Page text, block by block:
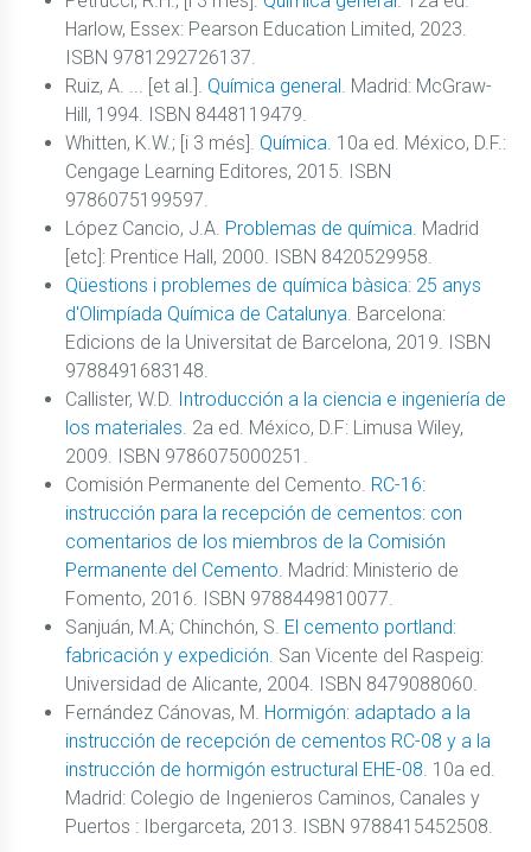
Harlow, Essex: Pearson Education Limited, 2023.
ISBN 9781292726137.
Ruiz, A. ... [et al.]. Química general. Madrid: McGraw-
Hill, 1994. ISBN 8448119479.
Whitten, K.W.; [i 3 més]. Química. 10a ed. México, D.F.:
Cengage Learning Editores, 2015. ISBN
9786075199597.
López Cancio, J.A. Problemas de química. Madrid
[etc]: Prentice Hall, 2000. ISBN 8420529958.
Qüestions i problemes de química bàsica: 25 anys
d'Olimpíada Química de Catalunya. Barcelona:
Edicions de la Universitat de Barcelona, 2019. ISBN
9788491683148.
Callister, W.D. Introducción a la ciencia e ingeniería de
los materiales. 2a ed. México, D.F: Limusa Wiley,
2009. ISBN 9786075000251.
Comisión Permanente del Cemento. RC-16:
instrucción para la recepción de cementos: con
comentarios de los miembros de la Comisión
Permanente del Cemento. Madrid: Ministerio de
Fomento, 2016. ISBN 9788449810077.
Sanjuán, M.A; Chinchón, S. El cemento portland:
fabricación y expedición. San Vicente del Raspeig:
Universidad de Alicante, 2004. ISBN 8479088060.
Fernández Cánovas, M. Hormigón: adaptado a la
instrucción de recepción de cementos RC-08 y a la
instrucción de hormigón estructural EHE-08. 10a ed.
Madrid: Colegio de Ingenieros Caminos, Canales y
Puertos : Ibergarceta, 2013. ISBN 9788415452508.